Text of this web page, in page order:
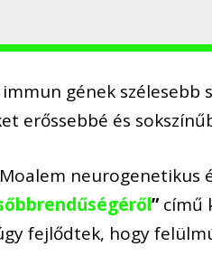
gének szélesebb
erőssebbé és
neurogenetikus
”című
fejlődtek, hogy